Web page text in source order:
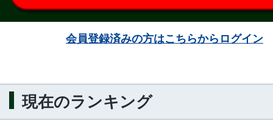
会員登録済みの方はこちらからログイン
現在のランキング